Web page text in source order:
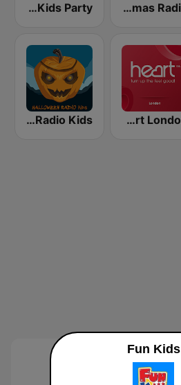
Christmas Radio
Fun Kids Party
Heart London
Halloween Radio Kids
Fun Kids